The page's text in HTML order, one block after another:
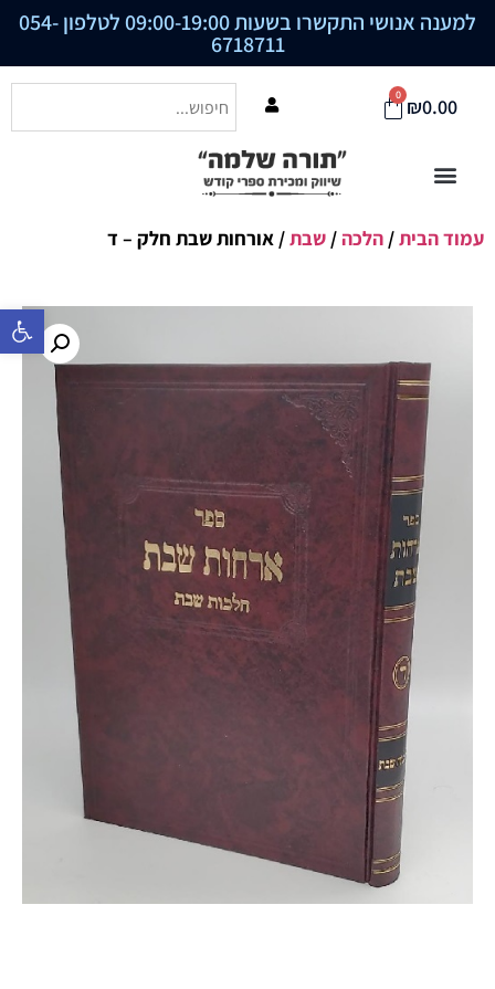
פתח סרגל
למענה אנושי התקשרו בשעות 09:00-19:00 לטלפון 054-
6718711
₪0.00
0
עמוד הבית/ הלכה/ שבת/ אורחות שבת חלק – ד